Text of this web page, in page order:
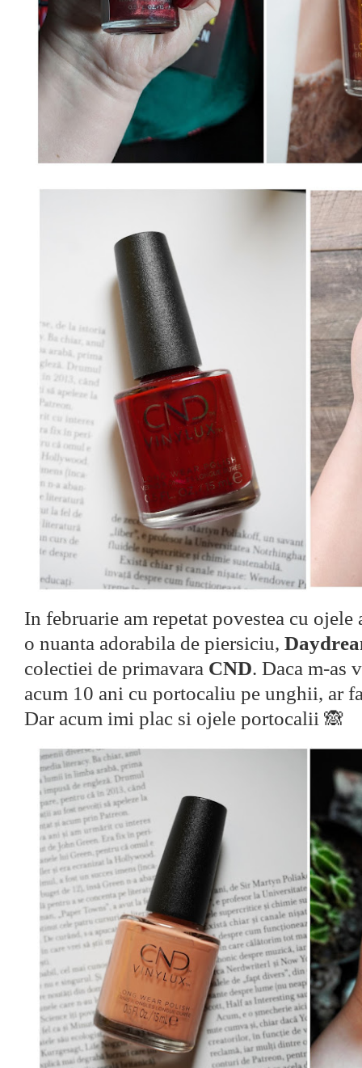
In februarie am repetat povestea cu ojele
o nuanta adorabila de piersiciu,
colectiei de primavara CND. Daca m-as
acum 10 ani cu portocaliu pe unghii, ar
Dar acum imi plac si ojele portocalii 🙈